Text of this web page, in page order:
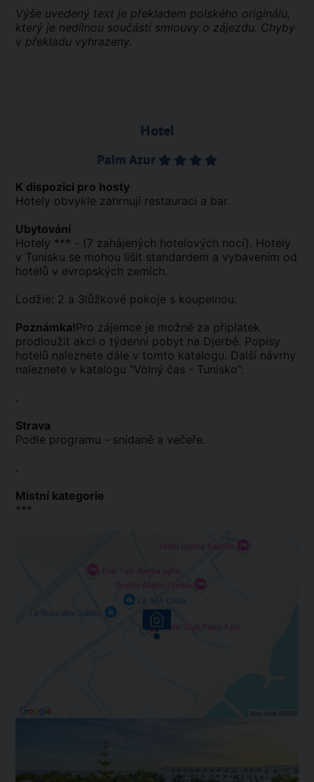
Výše uvedený text je překladem polského originálu,
který je nedílnou součástí smlouvy o zájezdu. Chyby
v překladu vyhrazeny.
Hotel
Palm Azur
K dispozici pro hosty
Hotely obvykle zahrnují restauraci a bar.
Ubytování
Hotely *** - (7 zahájených hotelových nocí). Hotely
v Tunisku se mohou lišit standardem a vybavením od
hotelů v evropských zemích.
Lodžie: 2 a 3lůžkové pokoje s koupelnou.
Poznámka!Pro zájemce je možné za příplatek
prodloužit akci o týdenní pobyt na Djerbě. Popisy
hotelů naleznete dále v tomto katalogu. Další návrhy
naleznete v katalogu "Volný čas - Tunisko".
.
Strava
Podle programu - snídaně a večeře.
.
Místní kategorie
***